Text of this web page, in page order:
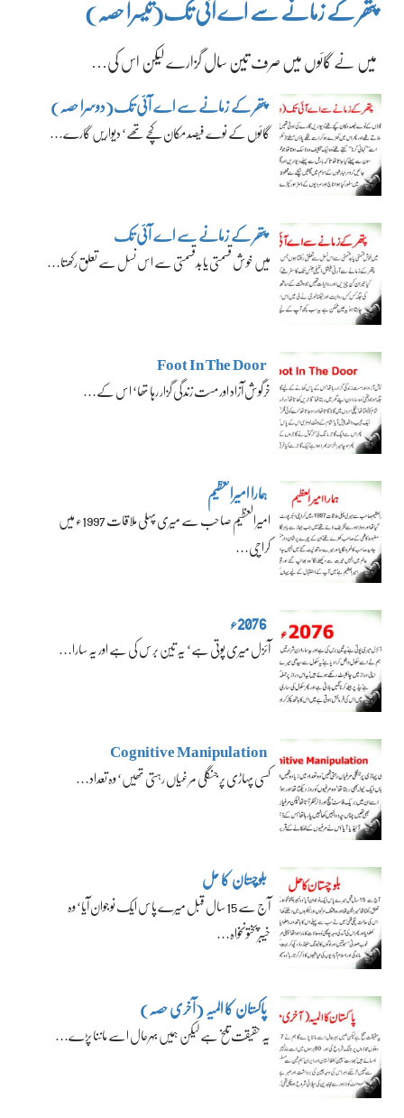
پتھر کے زمانے سے اے آئی تک(تیسرا حصہ)
میں نے گائوں میں صرف تین سال گزارے لیکن اس کی…
پتھر کے زمانے سے اے آئی تک(دوسرا حصہ)
گائوں کے نوے فیصد مکان کچے تھے‘ دیواریں گارے…
پتھر کے زمانے سے اے آئی تک
میں خوش قسمتی یا بدقسمتی سے اس نسل سے تعلق رکھتا…
Foot In The Door
خرگوش آزاد اور مست زندگی گزار رہا تھا‘ اس کے…
ہمارا امیرالعظیم
امیرالعظیم صاحب سے میری پہلی ملاقات 1997ء میں
کراچی…
2076ء
آئزل میری پوتی ہے‘ یہ تین برس کی ہے اور یہ سارا…
Cognitive Manipulation
کسی پہاڑی پر جنگلی مرغیاں رہتی تھیں‘ وہ تعداد…
بلوچستان کا حل
آج سے 15 سال قبل میرے پاس ایک نوجوان آیا‘ وہ
خیبرپختونخواہ…
پاکستان کا المیہ (آخری حصہ)
یہ حقیقت تلخ ہے لیکن ہمیں بہرحال اسے ماننا پڑے…